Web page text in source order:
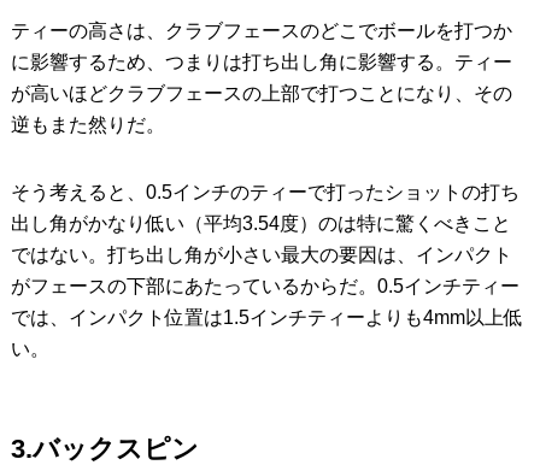
ティーの高さは、クラブフェースのどこでボールを打つか
に影響するため、つまりは打ち出し角に影響する。ティー
が高いほどクラブフェースの上部で打つことになり、その
逆もまた然りだ。
そう考えると、0.5インチのティーで打ったショットの打ち
出し角がかなり低い（平均3.54度）のは特に驚くべきこと
ではない。打ち出し角が小さい最大の要因は、インパクト
がフェースの下部にあたっているからだ。0.5インチティー
では、インパクト位置は1.5インチティーよりも4mm以上低
い。
3.バックスピン